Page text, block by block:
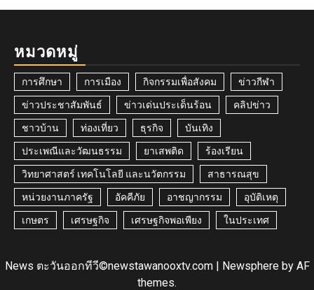
หมวดหมู่
การศึกษา การเมือง กิจกรรมเพื่อสังคม ข่าวกีฬา
ข่าวประชาสัมพันธ์ ข่าวเด่นประเด็นร้อน คลิปข่าว
ชาวบ้าน ท่องเที่ยว ธุรกิจ บันเทิง
ประเพณีและวัฒนธรรม ยาเสพติด ร้องเรียน
วิทยาศาสตร์ เทคโนโลยี และนวัตกรรม สาธารณสุข
หน่วยงานภาครัฐ อัคคีภัย อาชญากรรม อุบัติเหตุ
เกษตร เศรษฐกิจ เศรษฐกิจพอเพียง ในประเทศ
News ตะวันออกทีวี©newstawanooxtv.com | Newsphereby AF
themes.